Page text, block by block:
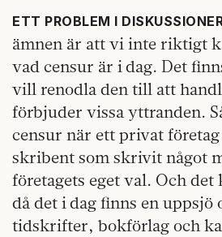
ETT PROBLEM I
ämnen är att vi inte riktigt
vad censur är i dag. Det
vill renodla den till att
förbjuder vissa yttranden.
censur när ett privat företag
skribent som skrivit något
företagets eget val. Och det
då det i dag finns en
tidskrifter, bokförlag och